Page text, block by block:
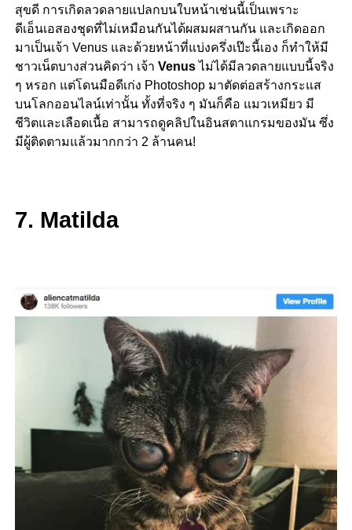
สุขดี การเกิดลวดลายแปลกบนใบหน้าเช่นนี้เป็นเพราะ
ดีเอ็นเอสองชุดที่ไม่เหมือนกันได้ผสมผสานกัน และเกิดออก
มาเป็นเจ้า Venus และด้วยหน้าที่แบ่งครึ่งเป๊ะนี้เอง ก็ทำให้มี
ชาวเน็ตบางส่วนคิดว่า เจ้า Venusไม่ได้มีลวดลายแบบนี้จริง
ๆ หรอก แต่โดนมือดีเก่ง Photoshop มาตัดต่อสร้างกระแส
บนโลกออนไลน์เท่านั้น ทั้งที่จริง ๆ มันก็คือ แมวเหมียว มี
ชีวิตและเลือดเนื้อ สามารถดูคลิปในอินสตาแกรมของมัน ซึ่ง
มีผู้ติดตามแล้วมากกว่า 2 ล้านคน!
7. Matilda